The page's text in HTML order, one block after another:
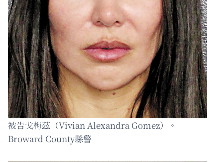
被告戈梅茲（Vivian Alexandra Gomez）。
Broward County縣警